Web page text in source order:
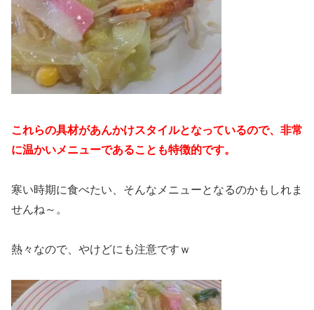
これらの具材があんかけスタイルとなっているので、非常
に温かいメニューであることも特徴的です。
寒い時期に食べたい、そんなメニューとなるのかもしれま
せんね～。
熱々なので、やけどにも注意ですｗ